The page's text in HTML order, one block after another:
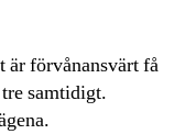
är förvånansvärt få
samtidigt.